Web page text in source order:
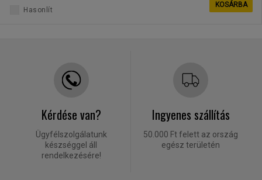
KOSÁRBA
Hasonlít
Kérdése van?
Ügyfélszolgálatunk
készséggel áll
rendelkezésére!
Ingyenes szállítás
50.000 Ft felett az ország
egész területén